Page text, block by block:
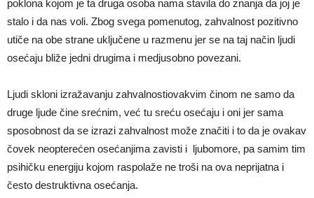
poklona kojom je ta druga osoba nama stavila do znanja da joj je
stalo i da nas voli. Zbog svega pomenutog, zahvalnost pozitivno
utiče na obe strane uključene u razmenu jer se na taj način ljudi
osećaju bliže jedni drugima i medjusobno povezani.
Ljudi skloni izražavanju zahvalnostiovakvim činom ne samo da
druge ljude čine srećnim, već tu sreću osećaju i oni jer sama
sposobnost da se izrazi zahvalnost može značiti i to da je ovakav
čovek neopterećen osećanjima zavisti i ljubomore, pa samim tim
psihičku energiju kojom raspolaže ne troši na ova neprijatna i
često destruktivna osećanja.